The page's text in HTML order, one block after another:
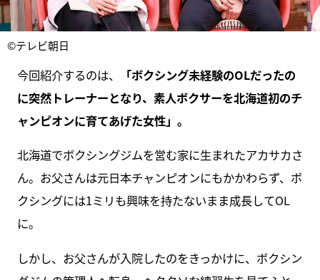
©テレビ朝日
今回紹介するのは、
「ボクシング未経験のOLだったの
に突然トレーナーとなり、素人ボクサーを北海道初のチ
ャンピオンに育てあげた女性」。
北海道でボクシングジムを営む家に生まれたアカサカさ
ん。お父さんは元日本チャンピオンにもかかわらず、ボ
クシングには1ミリも興味を持たないまま成長してOL
に。
しかし、お父さんが入院したのをきっかけに、ボクシン